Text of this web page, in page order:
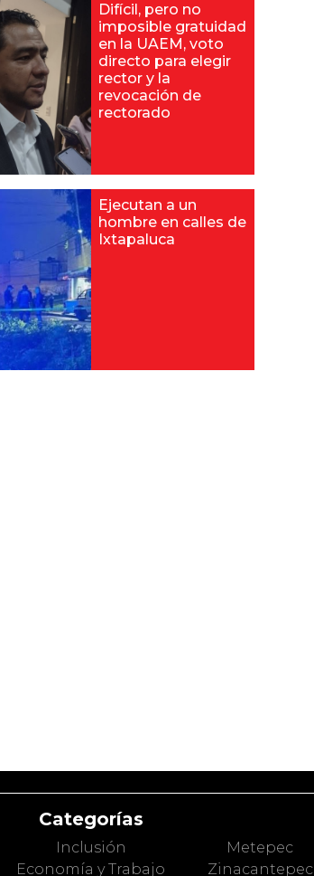
Difícil, pero no
imposible gratuidad
en la UAEM, voto
directo para elegir
rector y la
revocación de
rectorado
Ejecutan a un
hombre en calles de
Ixtapaluca
Categorías
Inclusión
Economía y Trabajo
Metepec
Zinacantepec